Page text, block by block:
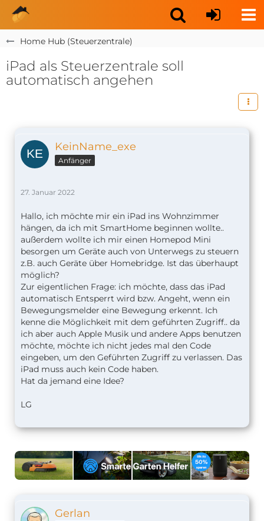
Home Hub (Steuerzentrale)
iPad als Steuerzentrale soll
automatisch angehen
KeinName_exe
Anfänger
27. Januar 2022
Hallo, ich möchte mir ein iPad ins Wohnzimmer
hängen, da ich mit SmartHome beginnen wollte..
außerdem wollte ich mir einen Homepod Mini
besorgen um Geräte auch von Unterwegs zu steuern
z.B. auch Geräte über Homebridge. Ist das überhaupt
möglich?
Zur eigentlichen Frage: ich möchte, dass das iPad
automatisch Entsperrt wird bzw. Angeht, wenn ein
Bewegungsmelder eine Bewegung erkennt. Ich
kenne die Möglichkeit mit dem geführten Zugriff.. da
ich aber auch Apple Musik und andere Apps benutzen
möchte, möchte ich nicht jedes mal den Code
eingeben, um den Geführten Zugriff zu verlassen. Das
iPad muss auch kein Code haben.
Hat da jemand eine Idee?
LG
Gerlan